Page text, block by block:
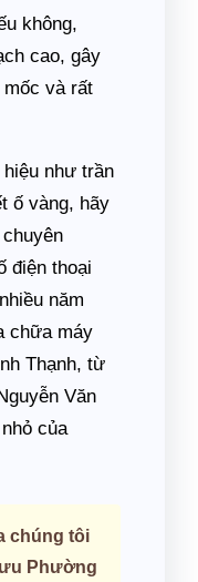
không,
cao, gây
và rất
như trần
ố vàng, hãy
điện thoại
năm
chữa máy
Thạnh, từ
Văn
của
chúng tôi
Phường